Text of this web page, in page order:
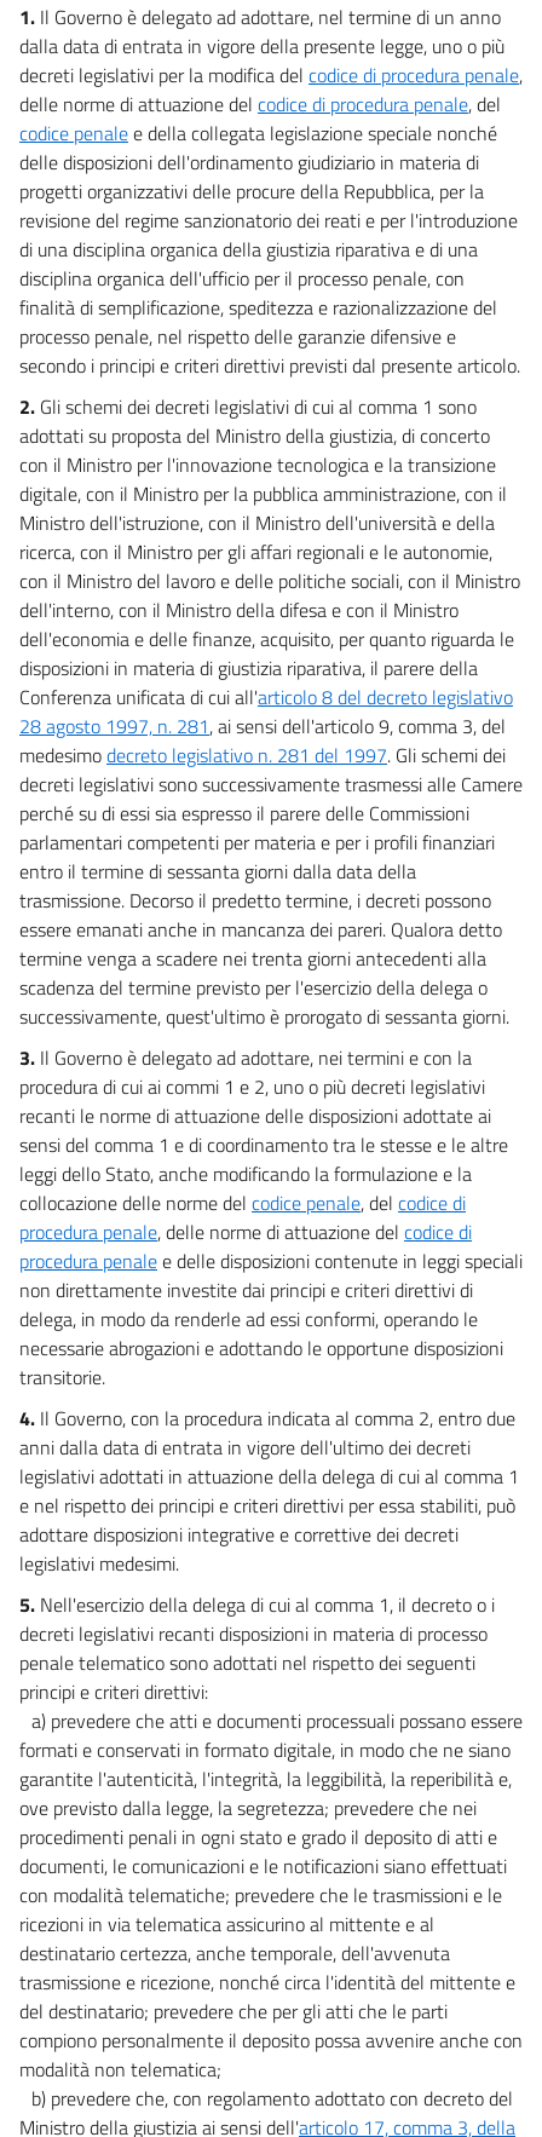
1. Il Governo è delegato ad adottare, nel termine di un anno
dalla data di entrata in vigore della presente legge, uno o più
decreti legislativi per la modifica del codice di procedura penale,
delle norme di attuazione del codice di procedura penale, del
codice penalee della collegata legislazione speciale nonché
delle disposizioni dell'ordinamento giudiziario in materia di
progetti organizzativi delle procure della Repubblica, per la
revisione del regime sanzionatorio dei reati e per l'introduzione
di una disciplina organica della giustizia riparativa e di una
disciplina organica dell'ufficio per il processo penale, con
finalità di semplificazione, speditezza e razionalizzazione del
processo penale, nel rispetto delle garanzie difensive e
secondo i principi e criteri direttivi previsti dal presente articolo.
2. Gli schemi dei decreti legislativi di cui al comma 1 sono
adottati su proposta del Ministro della giustizia, di concerto
con il Ministro per l'innovazione tecnologica e la transizione
digitale, con il Ministro per la pubblica amministrazione, con il
Ministro dell'istruzione, con il Ministro dell'università e della
ricerca, con il Ministro per gli affari regionali e le autonomie,
con il Ministro del lavoro e delle politiche sociali, con il Ministro
dell'interno, con il Ministro della difesa e con il Ministro
dell'economia e delle finanze, acquisito, per quanto riguarda le
disposizioni in materia di giustizia riparativa, il parere della
Conferenza unificata di cui all'articolo 8 del decreto legislativo
28 agosto 1997, n. 281, ai sensi dell'articolo 9, comma 3, del
medesimodecreto legislativo n. 281 del 1997. Gli schemi dei
decreti legislativi sono successivamente trasmessi alle Camere
perché su di essi sia espresso il parere delle Commissioni
parlamentari competenti per materia e per i profili finanziari
entro il termine di sessanta giorni dalla data della
trasmissione. Decorso il predetto termine, i decreti possono
essere emanati anche in mancanza dei pareri. Qualora detto
termine venga a scadere nei trenta giorni antecedenti alla
scadenza del termine previsto per l'esercizio della delega o
successivamente, quest'ultimo è prorogato di sessanta giorni.
3. Il Governo è delegato ad adottare, nei termini e con la
procedura di cui ai commi 1 e 2, uno o più decreti legislativi
recanti le norme di attuazione delle disposizioni adottate ai
sensi del comma 1 e di coordinamento tra le stesse e le altre
leggi dello Stato, anche modificando la formulazione e la
collocazione delle norme del codice penale, del codice di
procedura penale, delle norme di attuazione del codice di
procedura penalee delle disposizioni contenute in leggi speciali
non direttamente investite dai principi e criteri direttivi di
delega, in modo da renderle ad essi conformi, operando le
necessarie abrogazioni e adottando le opportune disposizioni
transitorie.
4. Il Governo, con la procedura indicata al comma 2, entro due
anni dalla data di entrata in vigore dell'ultimo dei decreti
legislativi adottati in attuazione della delega di cui al comma 1
e nel rispetto dei principi e criteri direttivi per essa stabiliti, può
adottare disposizioni integrative e correttive dei decreti
legislativi medesimi.
5. Nell'esercizio della delega di cui al comma 1, il decreto o i
decreti legislativi recanti disposizioni in materia di processo
penale telematico sono adottati nel rispetto dei seguenti
principi e criteri direttivi:
a) prevedere che atti e documenti processuali possano essere
formati e conservati in formato digitale, in modo che ne siano
garantite l'autenticità, l'integrità, la leggibilità, la reperibilità e,
ove previsto dalla legge, la segretezza; prevedere che nei
procedimenti penali in ogni stato e grado il deposito di atti e
documenti, le comunicazioni e le notificazioni siano effettuati
con modalità telematiche; prevedere che le trasmissioni e le
ricezioni in via telematica assicurino al mittente e al
destinatario certezza, anche temporale, dell'avvenuta
trasmissione e ricezione, nonché circa l'identità del mittente e
del destinatario; prevedere che per gli atti che le parti
compiono personalmente il deposito possa avvenire anche con
modalità non telematica;
b) prevedere che, con regolamento adottato con decreto del
Ministro della giustizia ai sensi dell'articolo 17, comma 3, della